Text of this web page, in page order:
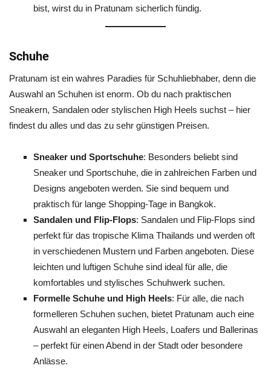
bist, wirst du in Pratunam sicherlich fündig.
Schuhe
Pratunam ist ein wahres Paradies für Schuhliebhaber, denn die
Auswahl an Schuhen ist enorm. Ob du nach praktischen
Sneakern, Sandalen oder stylischen High Heels suchst – hier
findest du alles und das zu sehr günstigen Preisen.
Sneaker und Sportschuhe: Besonders beliebt sind
Sneaker und Sportschuhe, die in zahlreichen Farben und
Designs angeboten werden. Sie sind bequem und
praktisch für lange Shopping-Tage in Bangkok.
Sandalen und Flip-Flops: Sandalen und Flip-Flops sind
perfekt für das tropische Klima Thailands und werden oft
in verschiedenen Mustern und Farben angeboten. Diese
leichten und luftigen Schuhe sind ideal für alle, die
komfortables und stylisches Schuhwerk suchen.
Formelle Schuhe und High Heels: Für alle, die nach
formelleren Schuhen suchen, bietet Pratunam auch eine
Auswahl an eleganten High Heels, Loafers und Ballerinas
– perfekt für einen Abend in der Stadt oder besondere
Anlässe.